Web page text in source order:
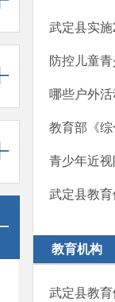
武定县实施
防控儿童
哪些户外
教育部《
青少年近
武定县教
教育机构
武定县教